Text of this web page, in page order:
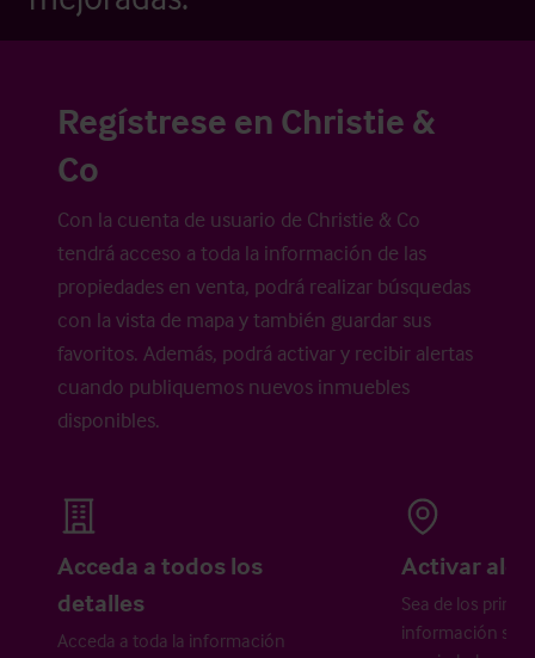
Regístrese en Christie &
Co
Con la cuenta de usuario de Christie & Co
tendrá acceso a toda la información de las
propiedades en venta, podrá realizar búsquedas
con la vista de mapa y también guardar sus
favoritos. Además, podrá activar y recibir alertas
cuando publiquemos nuevos inmuebles
disponibles.
Acceda a todos los
detalles
Acceda a toda la información
Activar
Sea de los
información